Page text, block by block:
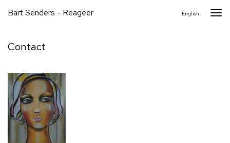
Bart Senders - Reageer English
Contact